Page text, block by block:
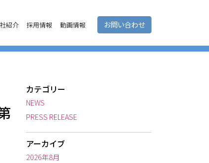
紹介 採用情報 動画情報 お問い合わせ
カテゴリー
NEWS
PRESS RELEASE
アーカイブ
2026年8月